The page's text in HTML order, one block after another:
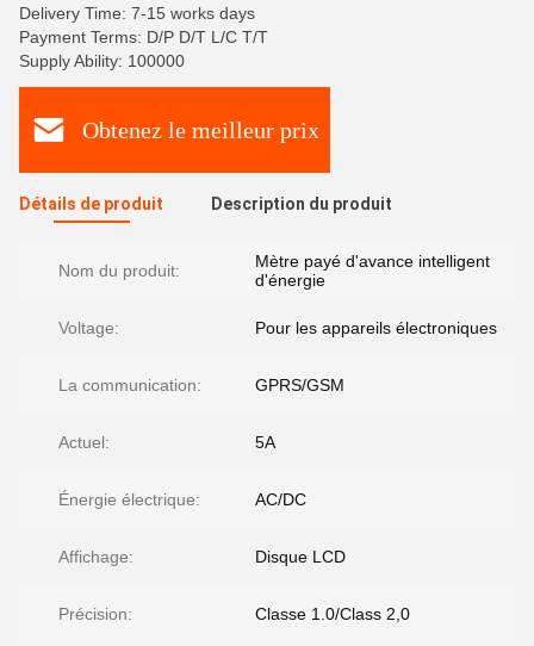
Delivery Time: 7-15 works days
Payment Terms: D/P D/T L/C T/T
Supply Ability: 100000
Obtenez le meilleur prix
Détails de produit Description du produit
Nom du produit:
Mètre payé d'avance intelligent
d'énergie
Voltage: Pour les appareils électroniques
La communication: GPRS/GSM
Actuel: 5A
Énergie électrique: AC/DC
Affichage: Disque LCD
Précision: Classe 1.0/Class 2,0